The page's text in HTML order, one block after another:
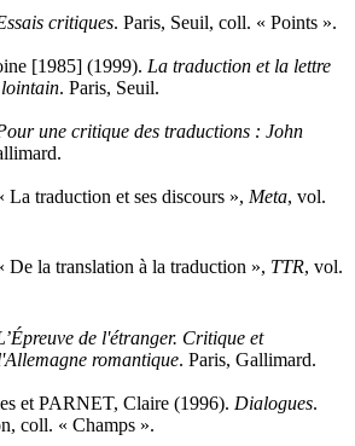
critiques. Paris, Seuil, coll. « Points ».
[1985] (1999). La traduction et la lettre
. Paris, Seuil.
une critique des traductions : John
traduction et ses discours », Meta, vol.
la translation à la traduction », TTR, vol.
de l'étranger. Critique et
romantique. Paris, Gallimard.
et PARNET, Claire (1996). Dialogues.
coll. « Champs ».